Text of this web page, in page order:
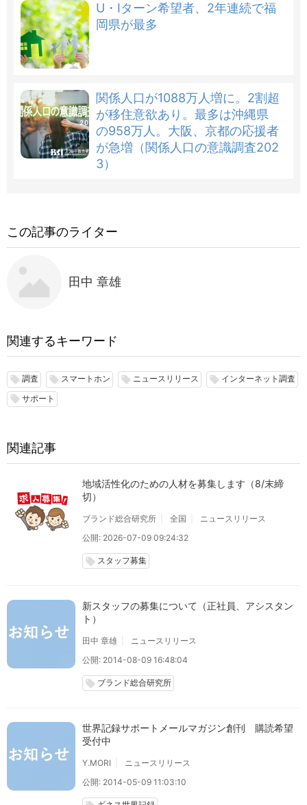
U・Iターン希望者、2年連続で福
岡県が最多
関係人口が1088万人増に。2割超
が移住意欲あり。最多は沖縄県
の958万人。大阪、京都の応援者
が急増（関係人口の意識調査202
3）
この記事のライター
田中 章雄
関連するキーワード
local_offer 調査 local_offer スマートホン local_offer ニュースリリース local_offer インターネット調査
local_offer サポート
関連記事
地域活性化のための人材を募集します（8/末締
切）
ブランド総合研究所 全国
ニュースリリース
公開: 2026-07-09 09:24:32
local_offer スタッフ募集
新スタッフの募集について（正社員、アシスタン
ト）
田中 章雄
ニュースリリース
公開: 2014-08-09 16:48:04
local_offer ブランド総合研究所
世界記録サポートメールマガジン創刊 購読希望
受付中
Y.MORI
ニュースリリース
公開: 2014-05-09 11:03:10